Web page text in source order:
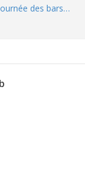
des bars…